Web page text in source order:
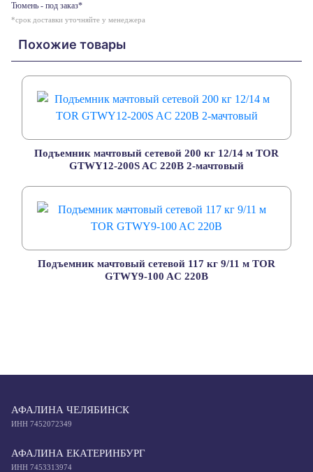
Тюмень - под заказ*
*срок доставки уточняйте у менеджера
Похожие товары
Подъемник мачтовый сетевой 200 кг 12/14 м TOR
GTWY12-200S AC 220В 2-мачтовый
Подъемник мачтовый сетевой 117 кг 9/11 м TOR
GTWY9-100 AC 220В
АФАЛИНА ЧЕЛЯБИНСК
ИНН 7452072349
АФАЛИНА ЕКАТЕРИНБУРГ
ИНН 7453313974